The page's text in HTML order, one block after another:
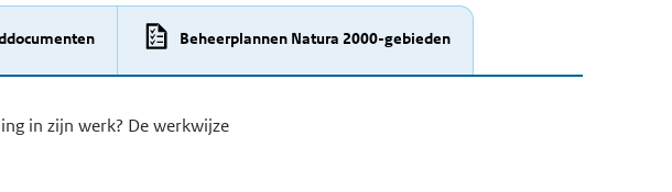
Beheerplannen Natura 2000-gebieden
in zijn werk? De werkwijze